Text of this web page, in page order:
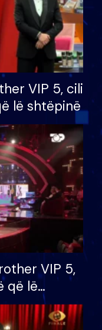
VIP 5, cili
lë shtëpinë
VIP 5,
që lë
për